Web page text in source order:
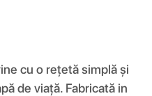
cu o rețetă simplă și
de viață. Fabricată in